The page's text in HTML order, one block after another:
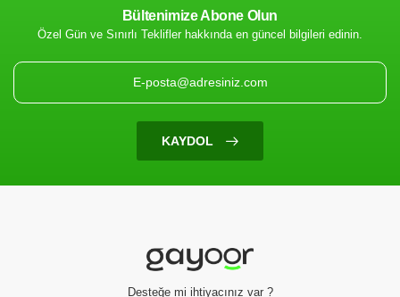
Filtrenize Uygun
Ürün Bulunamadı
Bültenimize Abone Olun
Özel Gün ve Sınırlı Teklifler hakkında en güncel bilgileri edinin.
KAYDOL
Desteğe mi ihtiyacınız var ?